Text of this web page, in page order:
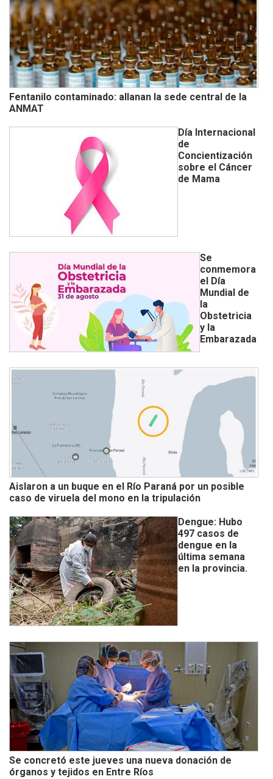
Fentanilo contaminado: allanan la sede central de la
ANMAT
Día Internacional
de
Concientización
sobre el Cáncer
de Mama
Se
conmemora
el Día
Mundial de
la
Obstetricia
y la
Embarazada
Aislaron a un buque en el Río Paraná por un posible
caso de viruela del mono en la tripulación
Dengue: Hubo
497 casos de
dengue en la
última semana
en la provincia.
Se concretó este jueves una nueva donación de
órganos y tejidos en Entre Ríos